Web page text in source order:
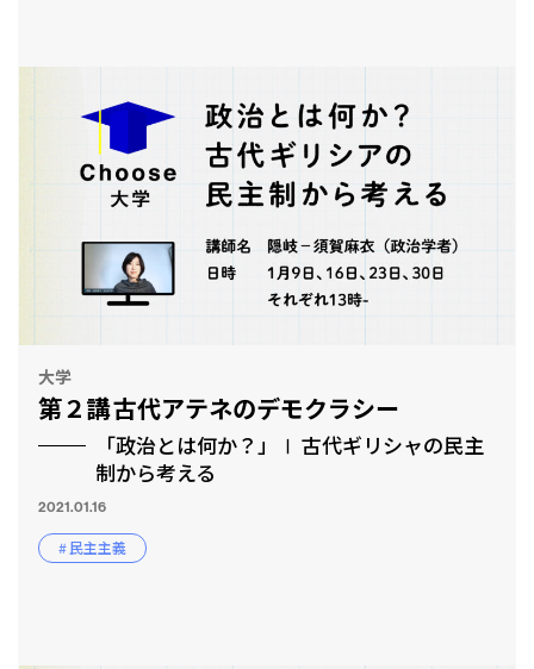
CLP
大学
第２講 古代アテネのデモクラシー
「政治とは何か？」Ⅰ 古代ギリシャの民主
制から考える
2021.01.16
# 民主主義